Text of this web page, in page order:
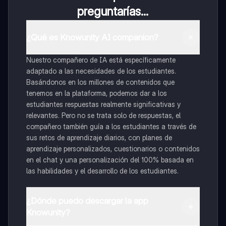
preguntarías...
Nuestro compañero de IA está específicamente
adaptado a las necesidades de los estudiantes.
Basándonos en los millones de contenidos que
tenemos en la plataforma, podemos dar a los
estudiantes respuestas realmente significativas y
relevantes. Pero no se trata solo de respuestas, el
compañero también guía a los estudiantes a través de
sus retos de aprendizaje diarios, con planes de
aprendizaje personalizados, cuestionarios o contenidos
en el chat y una personalización del 100% basada en
las habilidades y el desarrollo de los estudiantes.